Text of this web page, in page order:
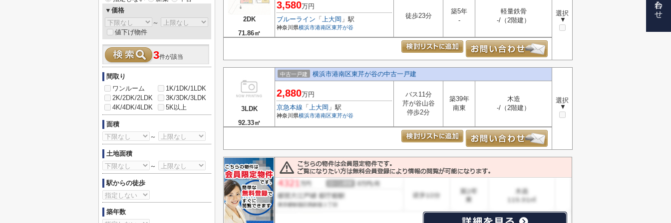
2DK
71.86㎡
選択
▼
3,580万円
ブルーライン 「 上大岡 」駅
神奈川県横浜市港南区東芹が谷
徒歩23分
築5年
-
軽量鉄骨
-/（2階建）
3LDK
92.33㎡
中古一戸建 横浜市港南区東芹が谷の中古一戸建
選択
▼
2,880万円
京急本線 「 上大岡 」駅
神奈川県横浜市港南区東芹が谷
バス11分
芹が谷山谷
停歩2分
築39年
南東
木造
-/（2階建）
▼価格
～
値下げ物件
3件が該当
間取り
ワンルーム
1K/1DK/1LDK
2K/2DK/2LDK
3K/3DK/3LDK
4K/4DK/4LDK
5K以上
面積
～
土地面積
～
駅からの徒歩
築年数